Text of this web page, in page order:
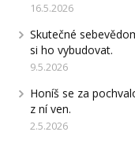
16.5.2026
Skutečné
si ho vybudovat.
9.5.2026
Honíš se za
z ní ven.
2.5.2026